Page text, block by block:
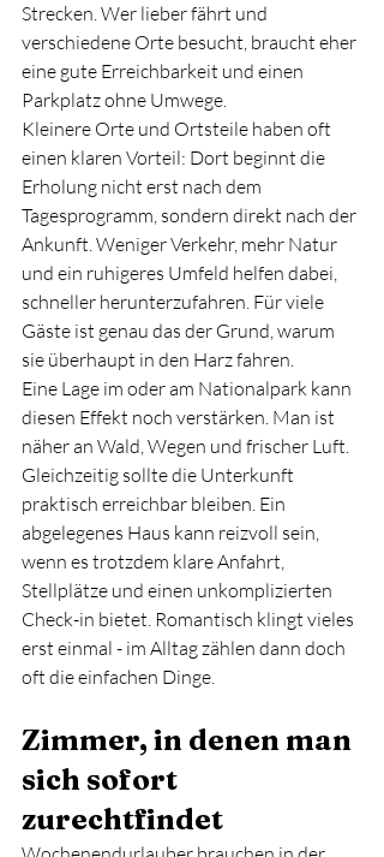
Strecken. Wer lieber fährt und
verschiedene Orte besucht, braucht eher
eine gute Erreichbarkeit und einen
Parkplatz ohne Umwege.
Kleinere Orte und Ortsteile haben oft
einen klaren Vorteil: Dort beginnt die
Erholung nicht erst nach dem
Tagesprogramm, sondern direkt nach der
Ankunft. Weniger Verkehr, mehr Natur
und ein ruhigeres Umfeld helfen dabei,
schneller herunterzufahren. Für viele
Gäste ist genau das der Grund, warum
sie überhaupt in den Harz fahren.
Eine Lage im oder am Nationalpark kann
diesen Effekt noch verstärken. Man ist
näher an Wald, Wegen und frischer Luft.
Gleichzeitig sollte die Unterkunft
praktisch erreichbar bleiben. Ein
abgelegenes Haus kann reizvoll sein,
wenn es trotzdem klare Anfahrt,
Stellplätze und einen unkomplizierten
Check-in bietet. Romantisch klingt vieles
erst einmal - im Alltag zählen dann doch
oft die einfachen Dinge.
Zimmer, in denen man
sich sofort
zurechtfindet